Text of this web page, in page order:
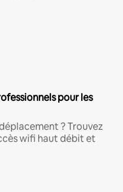
pour les
? Trouvez
wifi haut débit et